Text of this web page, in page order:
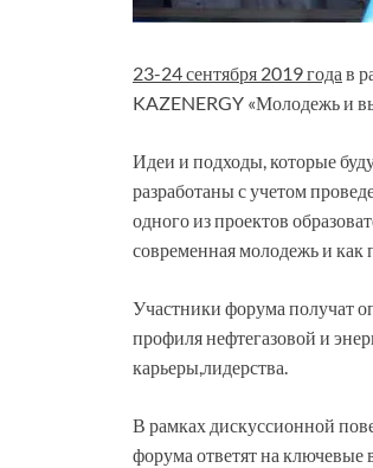
23-24 сентября 2019 года в
KAZENERGY «Молодежь и
Идеи и подходы, которые
разработаны с учетом
одного из проектов
современная молодежь и
Участники форума получат
профиля нефтегазовой и
карьеры,лидерства.
В рамках дискуссионной
форума ответят на ключевые